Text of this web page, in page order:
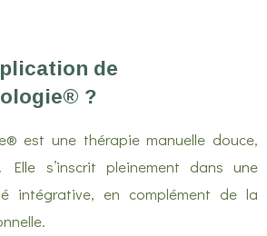
de
?
est une thérapie manuelle douce,
Elle s’inscrit pleinement dans une
intégrative, en complément de la